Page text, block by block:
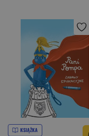
KSIĄŻKA